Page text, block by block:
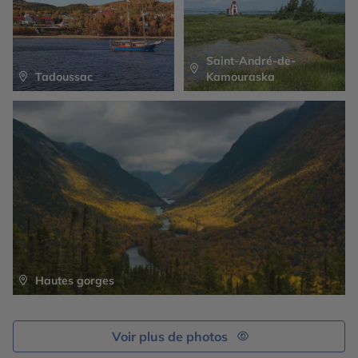
Hautes gorges
Tadoussac
Saint-André-de-
Kamouraska
Voir plus de photos